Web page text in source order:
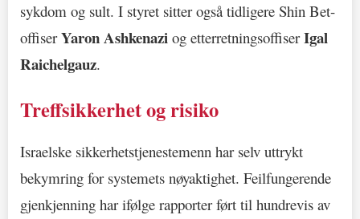
sykdom og sult. I styret sitter også tidligere Shin Bet-
offiserYaron Ashkenazi og etterretningsoffiserIgal
Raichelgauz.
Treffsikkerhet og risiko
Israelske sikkerhetstjenestemenn har selv uttrykt
bekymring for systemets nøyaktighet. Feilfungerende
gjenkjenning har ifølge rapporter ført til hundrevis av